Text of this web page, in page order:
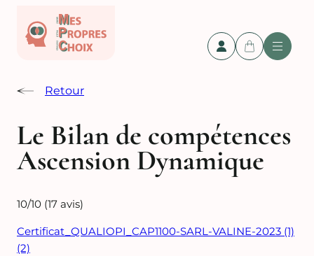
Retour
Le Bilan de compétences
Ascension Dynamique
10/10 (17 avis)
Certificat_QUALIOPI_CAP1100-SARL-VALINE-2023 (1)
(2)